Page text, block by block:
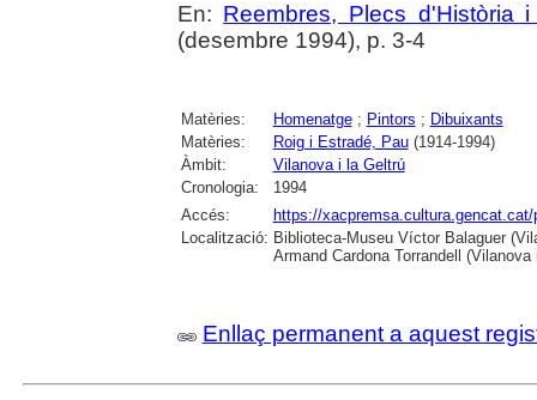
En: Reembres, Plecs d'Història i
(desembre 1994), p. 3-4
Matèries: Homenatge; Pintors ; Dibuixants
Matèries:
Roig i Estradé, Pau(1914-1994)
Àmbit:
Vilanova i la Geltrú
Cronologia:
1994
Accés:
https://
Localització: Biblioteca-Museu Víctor Balaguer
Armand Cardona Torrandell (Vilanova
Enllaç permanent a aquest